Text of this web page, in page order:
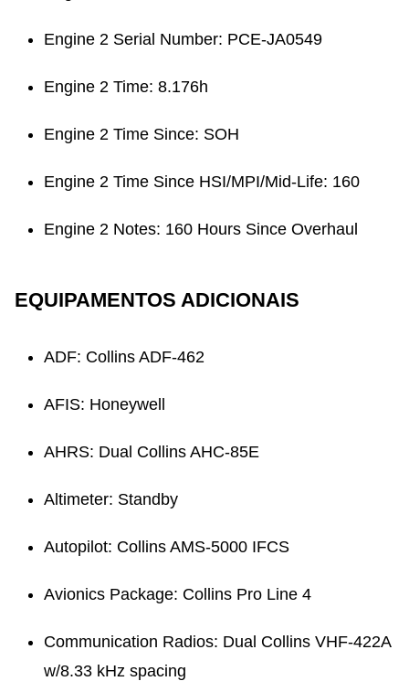
Engine 2 Serial Number: PCE-JA0549
Engine 2 Time: 8.176h
Engine 2 Time Since: SOH
Engine 2 Time Since HSI/MPI/Mid-Life: 160
Engine 2 Notes: 160 Hours Since Overhaul
EQUIPAMENTOS ADICIONAIS
ADF: Collins ADF-462
AFIS: Honeywell
AHRS: Dual Collins AHC-85E
Altimeter: Standby
Autopilot: Collins AMS-5000 IFCS
Avionics Package: Collins Pro Line 4
Communication Radios: Dual Collins VHF-422A
w/8.33 kHz spacing